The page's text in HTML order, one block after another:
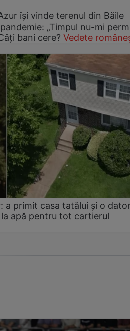
își vinde terenul din Băile
„Timpul nu-mi
bani cere? Vedete
a primit casa tatălui și o
apă pentru tot cartierul